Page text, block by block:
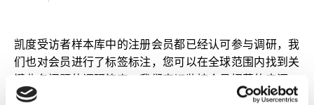
凯度受访者样本库中的注册会员都已经认可参与调研，我
们也对会员进行了标签标注，您可以在全球范围内找到关
利用基于人工智能的欺诈检测、地理位置验证和专有的重